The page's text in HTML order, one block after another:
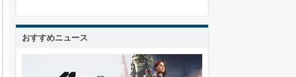
おすすめニュース